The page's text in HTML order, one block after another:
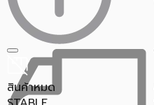
สินค้าหมด